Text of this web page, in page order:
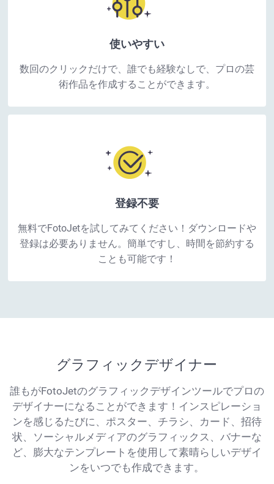
使いやすい
数回のクリックだけで、誰でも経験なしで、プロの芸
術作品を作成することができます。
登録不要
無料でFotoJetを試してみてください！ダウンロードや
登録は必要ありません。簡単ですし、時間を節約する
ことも可能です！
グラフィックデザイナー
誰もがFotoJetのグラフィックデザインツールでプロの
デザイナーになることができます！インスピレーショ
ンを感じるたびに、ポスター、チラシ、カード、招待
状、ソーシャルメディアのグラフィックス、バナーな
ど、膨大なテンプレートを使用して素晴らしいデザイ
ンをいつでも作成できます。